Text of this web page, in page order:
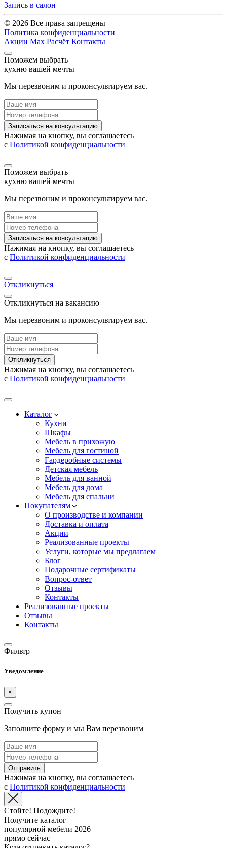
Запись в салон
© 2026 Все права запрещены
Политика конфиденциальности
Акции Max Расчёт Контакты
Поможем выбрать
кухню вашей мечты
Мы перезвоним и проконсультируем вас.
Записаться на консультацию
Нажимая на кнопку, вы соглашаетесь
с Политикой конфиденциальности
Поможем выбрать
кухню вашей мечты
Мы перезвоним и проконсультируем вас.
Записаться на консультацию
Нажимая на кнопку, вы соглашаетесь
с Политикой конфиденциальности
Откликнуться
Откликнуться на вакансию
Мы перезвоним и проконсультируем вас.
Откликнуться
Нажимая на кнопку, вы соглашаетесь
с Политикой конфиденциальности
Каталог
Кухни
Шкафы
Мебель в прихожую
Мебель для гостиной
Гардеробные системы
Детская мебель
Мебель для ванной
Мебель для дома
Мебель для спальни
Покупателям
О производстве и компании
Доставка и оплата
Акции
Реализованные проекты
Услуги, которые мы предлагаем
Блог
Подарочные сертификаты
Вопрос-ответ
Отзывы
Контакты
Реализованные проекты
Отзывы
Контакты
Фильтр
Уведомление
×
Получить купон
Заполните форму и мы Вам перезвоним
Отправить
Нажимая на кнопку, вы соглашаетесь
с Политикой конфиденциальности
Стойте! Подождите!
Получите каталог
популярной мебели 2026
прямо сейчас